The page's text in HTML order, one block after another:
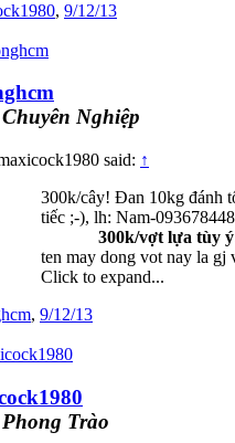
, 9/12/13
Nghiệp
said: ↑
300k/cây! Đan 10kg đánh
tiếc ;-), lh: Nam-
300k/vợt lựa tùy
ten may dong vot nay la gj
Click to expand...
, 9/12/13
Trào